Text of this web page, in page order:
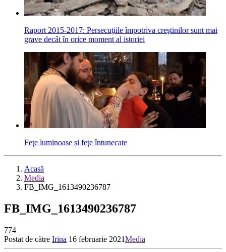
Raport 2015-2017: Persecuţiile împotriva creştinilor sunt mai
grave decât în orice moment al istoriei
Feţe luminoase și feţe întunecate
Acasă
Media
FB_IMG_1613490236787
FB_IMG_1613490236787
774
Postat de către Irina 16 februarie 2021Media